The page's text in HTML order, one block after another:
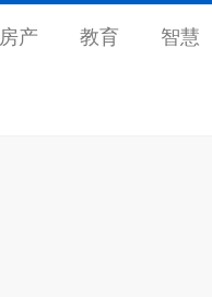
房产 教育 智慧